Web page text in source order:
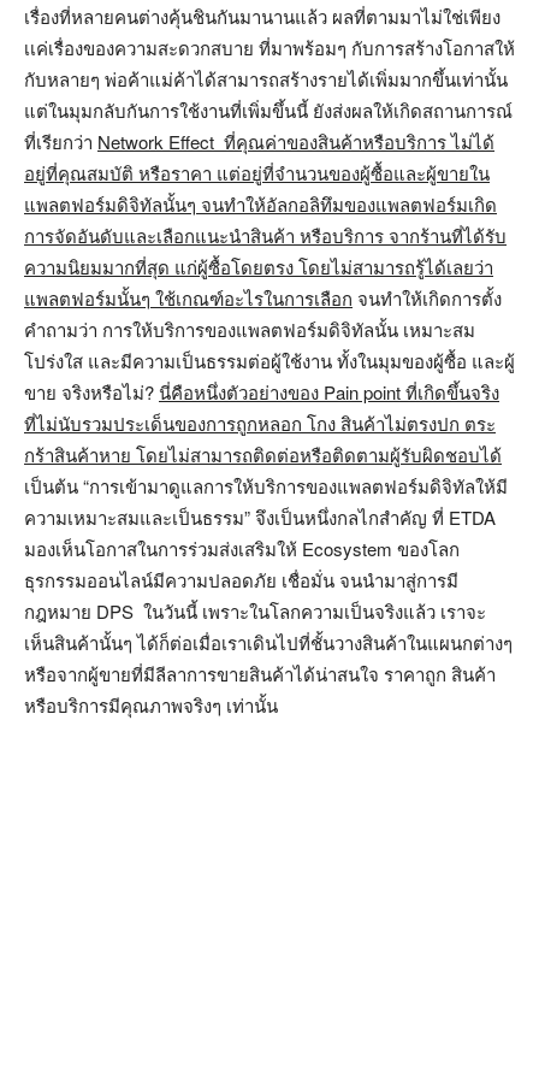
เรื่องที่หลายคนต่างคุ้นชินกันมานานแล้ว ผลที่ตามมาไม่ใช่เพียง
เเค่เรื่องของความสะดวกสบาย ที่มาพร้อมๆ กับการสร้างโอกาสให้
กับหลายๆ พ่อค้าแม่ค้าได้สามารถสร้างรายได้เพิ่มมากขึ้นเท่านั้น
แต่ในมุมกลับกันการใช้งานที่เพิ่มขึ้นนี้ ยังส่งผลให้เกิดสถานการณ์
ที่เรียกว่า Network Effect ที่คุณค่าของสินค้าหรือบริการ ไม่ได้
อยู่ที่คุณสมบัติ หรือราคา แต่อยู่ที่จำนวนของผู้ซื้อและผู้ขายใน
แพลตฟอร์มดิจิทัลนั้นๆ จนทำให้อัลกอลิทึมของแพลตฟอร์มเกิด
การจัดอันดับและเลือกแนะนำสินค้า หรือบริการ จากร้านที่ได้รับ
ความนิยมมากที่สุด แก่ผู้ซื้อโดยตรง โดยไม่สามารถรู้ได้เลยว่า
แพลตฟอร์มนั้นๆ ใช้เกณฑ์อะไรในการเลือก จนทำให้เกิดการตั้ง
คำถามว่า การให้บริการของแพลตฟอร์มดิจิทัลนั้น เหมาะสม
โปร่งใส และมีความเป็นธรรมต่อผู้ใช้งาน ทั้งในมุมของผู้ซื้อ และผู้
ขาย จริงหรือไม่?นี่คือหนึ่งตัวอย่างของ Pain point ที่เกิดขึ้นจริง
ที่ไม่นับรวมประเด็นของการถูกหลอก โกง สินค้าไม่ตรงปก ตระ
กร้าสินค้าหาย โดยไม่สามารถติดต่อหรือติดตามผู้รับผิดชอบได้
เป็นต้น “การเข้ามาดูแลการให้บริการของแพลตฟอร์มดิจิทัลให้มี
ความเหมาะสมและเป็นธรรม” จึงเป็นหนึ่งกลไกสำคัญ ที่ ETDA
มองเห็นโอกาสในการร่วมส่งเสริมให้ Ecosystem ของโลก
ธุรกรรมออนไลน์มีความปลอดภัย เชื่อมั่น จนนำมาสู่การมี
กฎหมาย DPS ในวันนี้ เพราะในโลกความเป็นจริงแล้ว เราจะ
เห็นสินค้านั้นๆ ได้ก็ต่อเมื่อเราเดินไปที่ชั้นวางสินค้าในแผนกต่างๆ
หรือจากผู้ขายที่มีลีลาการขายสินค้าได้น่าสนใจ ราคาถูก สินค้า
หรือบริการมีคุณภาพจริงๆ เท่านั้น